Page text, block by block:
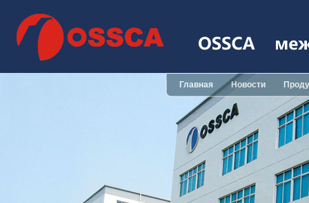
Главная Новости